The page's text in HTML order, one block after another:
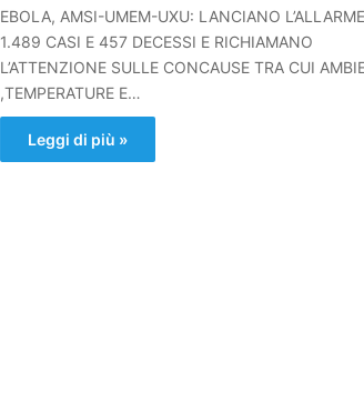
EBOLA, AMSI-UMEM-UXU: LANCIANO
1.489 CASI E 457 DECESSI E RICHIAMANO
L’ATTENZIONE SULLE CONCAUSE TRA CUI
,TEMPERATURE E…
Leggi di più »